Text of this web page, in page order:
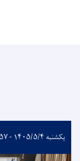
یکشنبه ۱۴۰۵/۵/۴ - ۱۶:۵۷